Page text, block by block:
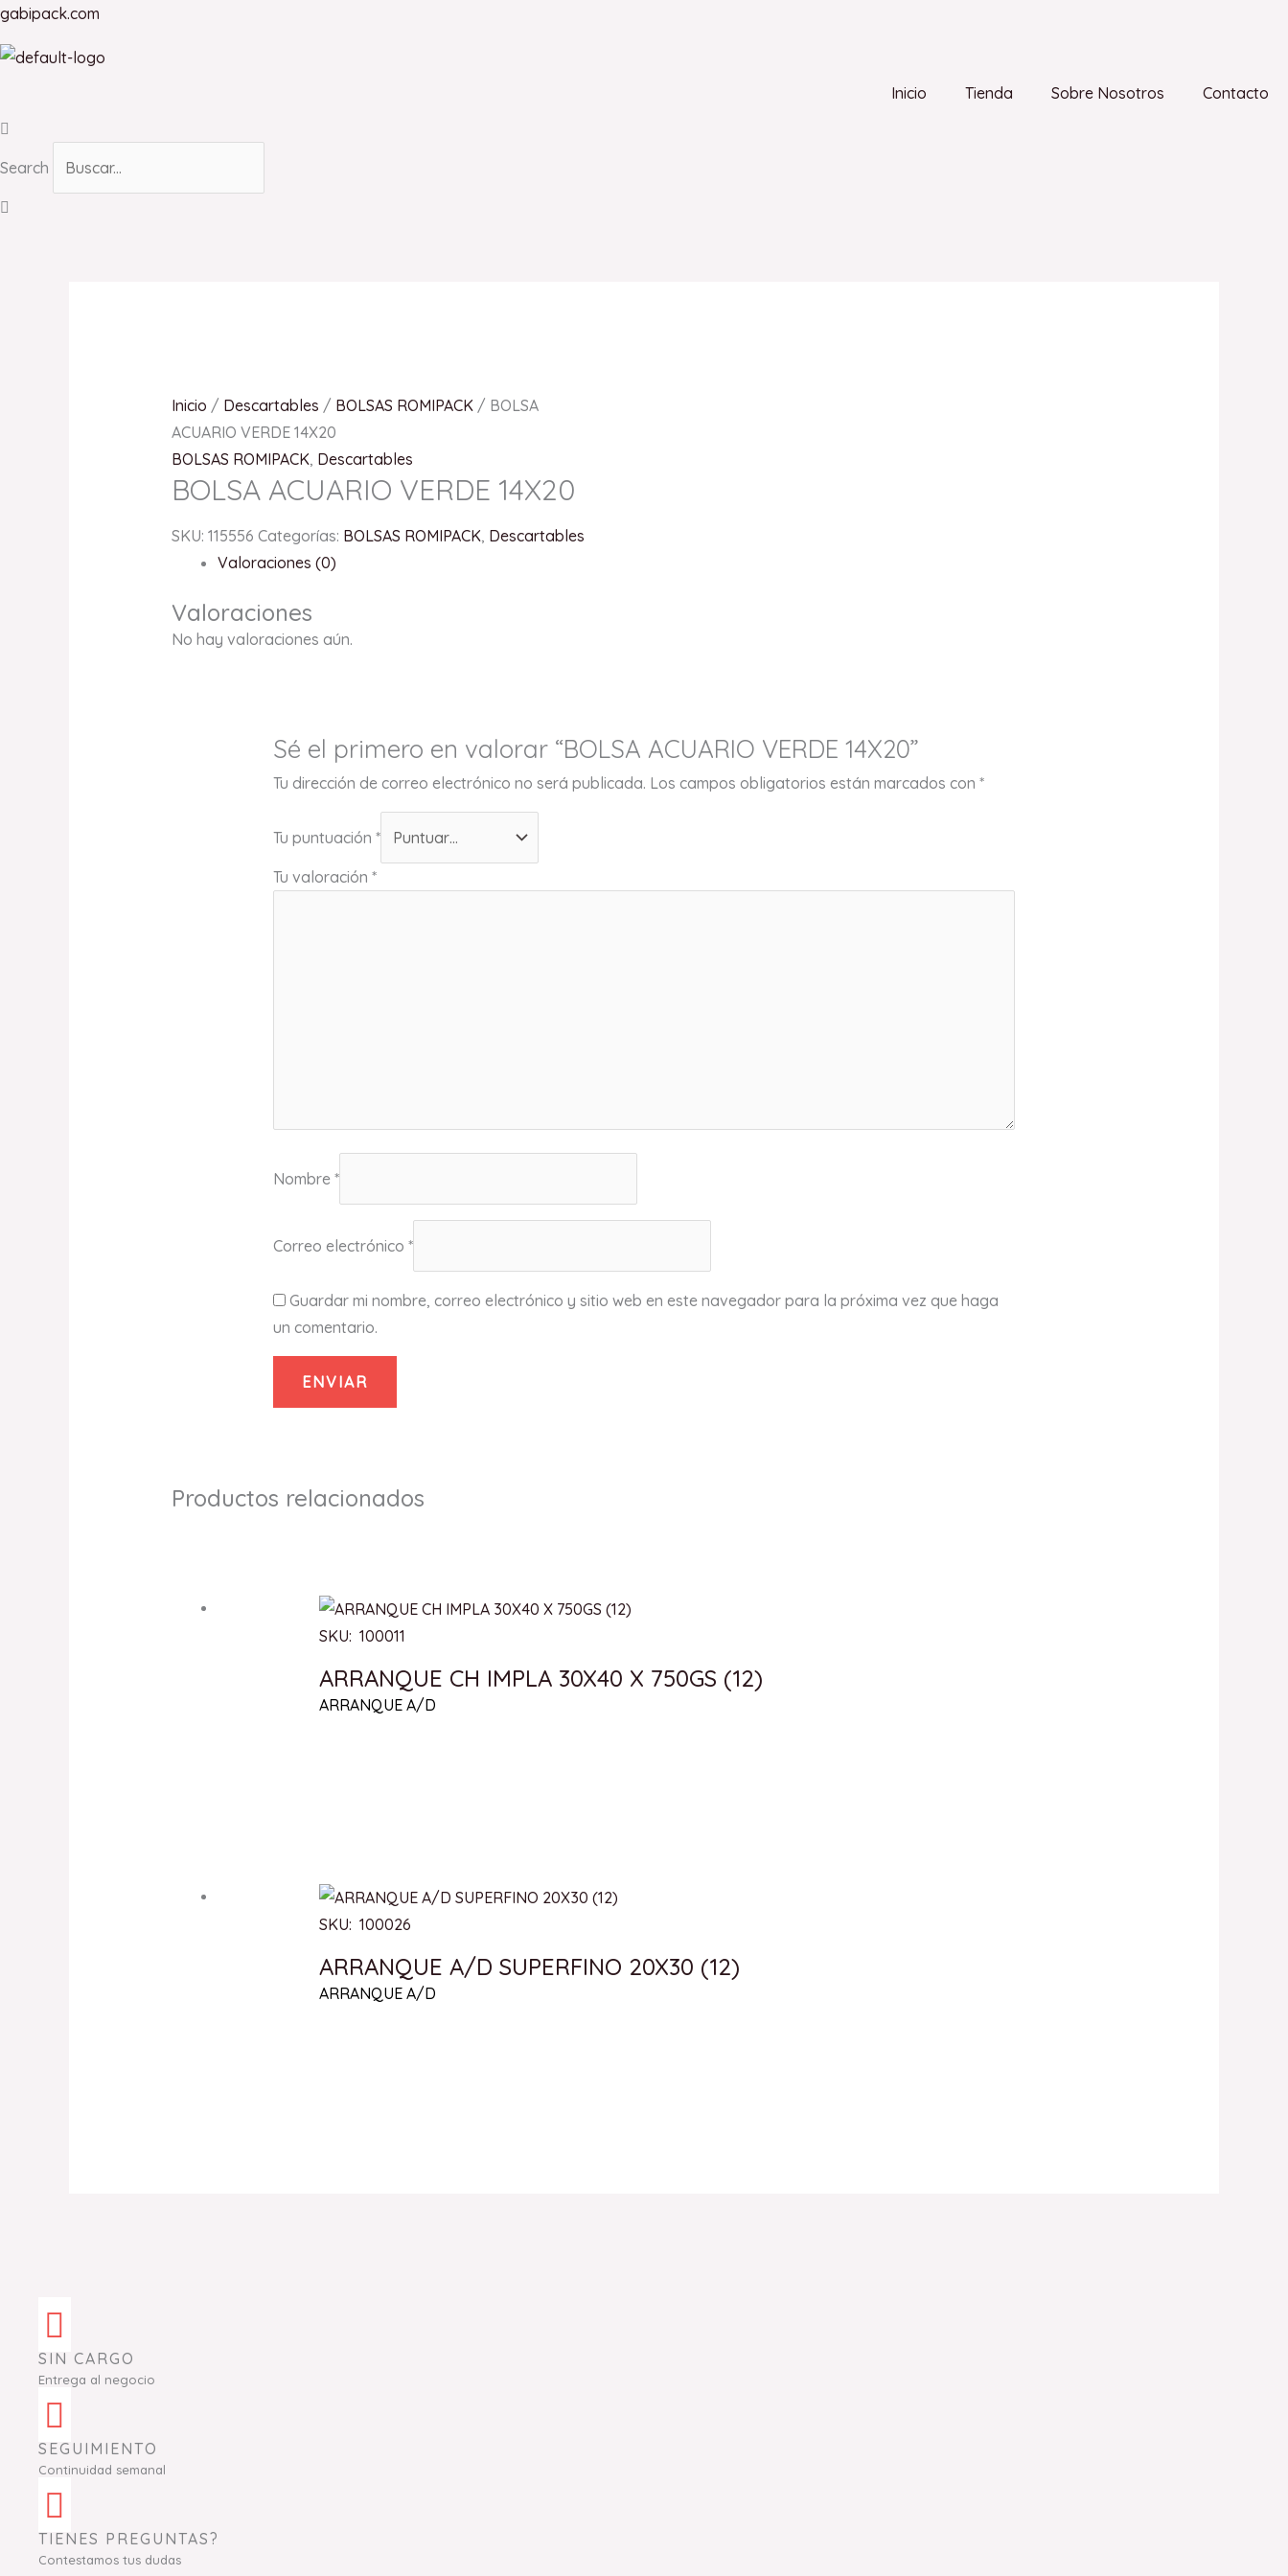
Ir
al
contenido
gabipack.com
Inicio Tienda Sobre Nosotros Contacto
Search
Inicio / Descartables / BOLSAS ROMIPACK/ BOLSA
ACUARIO VERDE 14X20
BOLSAS ROMIPACK, Descartables
BOLSA ACUARIO VERDE 14X20
SKU: 115556 Categorías: BOLSAS ROMIPACK, Descartables
Valoraciones (0)
Valoraciones
No hay valoraciones aún.
Sé el primero en valorar “BOLSA ACUARIO VERDE 14X20”
Tu dirección de correo electrónico no será publicada. Los campos obligatorios están marcados con*
Tu puntuación*
Tu valoración*
Nombre*
Correo electrónico*
Guardar mi nombre, correo electrónico y sitio web en este navegador para la próxima vez que haga
un comentario.
Productos relacionados
SKU: 100011
ARRANQUE CH IMPLA 30X40 X 750GS (12)
ARRANQUE A/D
SKU: 100026
ARRANQUE A/D SUPERFINO 20X30 (12)
ARRANQUE A/D
SIN CARGO
Entrega al negocio
SEGUIMIENTO
Continuidad semanal
TIENES PREGUNTAS?
Contestamos tus dudas